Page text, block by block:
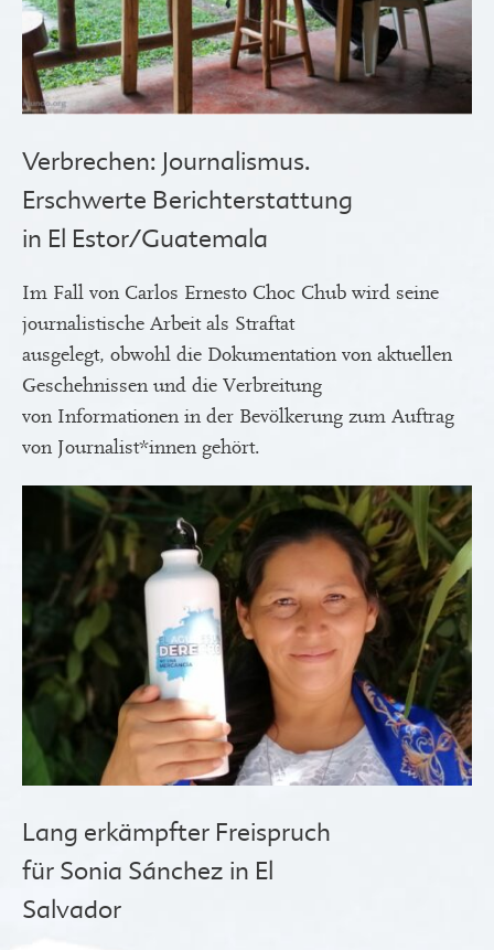
Verbrechen: Journalismus.
Erschwerte Berichterstattung
in El Estor/Guatemala
Im Fall von Carlos Ernesto Choc Chub wird seine
journalistische Arbeit als Straftat
ausgelegt, obwohl die Dokumentation von aktuellen
Geschehnissen und die Verbreitung
von Informationen in der Bevölkerung zum Auftrag
von Journalist*innen gehört.
Lang erkämpfter Freispruch
für Sonia Sánchez in El
Salvador